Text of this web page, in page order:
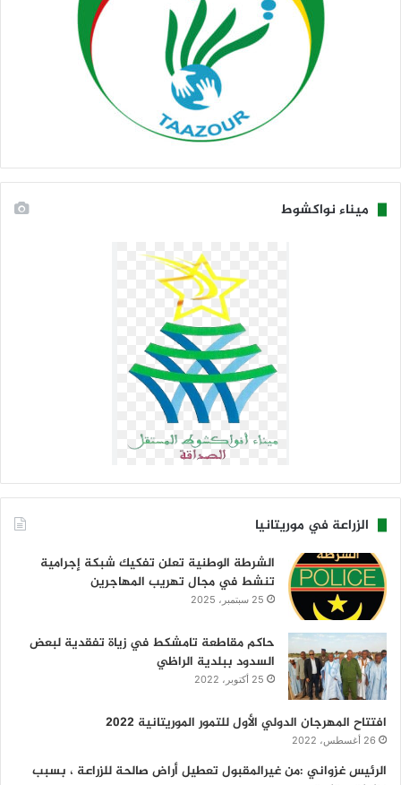
ميناء نواكشوط
الزراعة في موريتانيا
الشرطة الوطنية تعلن تفكيك شبكة إجرامية
تنشط في مجال تهريب المهاجرين
25 سبتمبر، 2025
حاكم مقاطعة تامشكط في زياة تفقدية لبعض
السدود ببلدية الراظي
25 أكتوبر، 2022
افتتاح المهرجان الدولي الأول للتمور الموريتانية 2022
26 أغسطس، 2022
الرئيس غزواني :من غيرالمقبول تعطيل أراض صالحة للزراعة ، بسبب